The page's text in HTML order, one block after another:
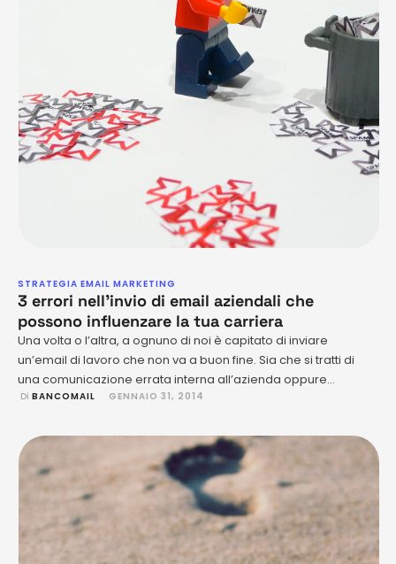
STRATEGIA EMAIL MARKETING
3 errori nell’invio di email aziendali che
possono influenzare la tua carriera
Una volta o l’altra, a ognuno di noi è capitato di inviare
un’email di lavoro che non va a buon fine. Sia che si tratti di
una comunicazione errata interna all’azienda oppure
semplicemente un errore di battitura in un’importante
grattacapi al malcapitato impiegato di turno. Se la …
Di BANCOMAIL GENNAIO 31, 2014